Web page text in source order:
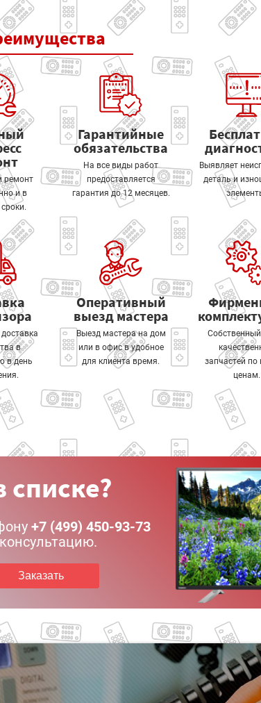
ремонт
и в
Гарантийные
обязательства
На все виды работ
предоставляется
гарантия до 12 месяцев.
Выявляет
деталь и
в
в день
Оперативный
выезд мастера
Выезд мастера на дом
или в офис в удобное
для клиента время.
запчастей по
ценам.
+7 (499) 450-93-73
Заказать